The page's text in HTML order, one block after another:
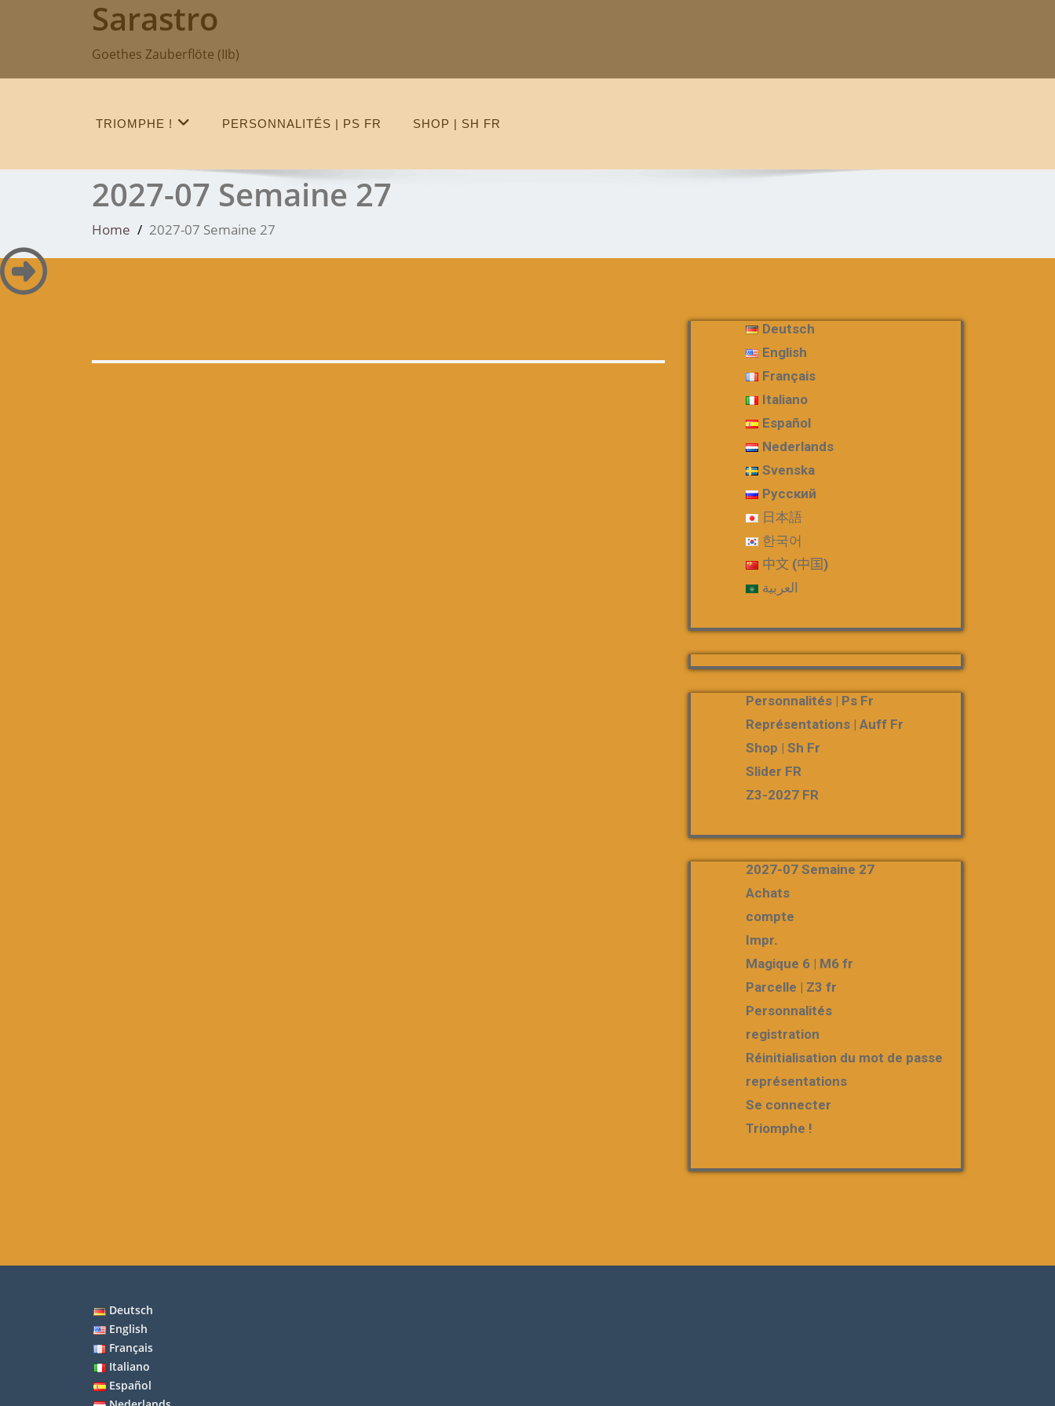
Sarastro
Goethes Zauberflöte (IIb)
TRIOMPHE ! PERSONNALITÉS | PS FR SHOP | SH FR
2027-07 Semaine 27
Home 2027-07 Semaine 27
Deutsch
English
Français
Italiano
Español
Nederlands
Svenska
Русский
日本語
한국어
中文 (中国)
العربية
Personnalités | Ps Fr
Représentations | Auff Fr
Shop | Sh Fr
Slider FR
Z3-2027 FR
2027-07 Semaine 27
Achats
compte
Impr.
Magique 6 | M6 fr
Parcelle | Z3 fr
Personnalités
registration
Réinitialisation du mot de passe
représentations
Se connecter
Triomphe !
Deutsch
English
Français
Italiano
Español